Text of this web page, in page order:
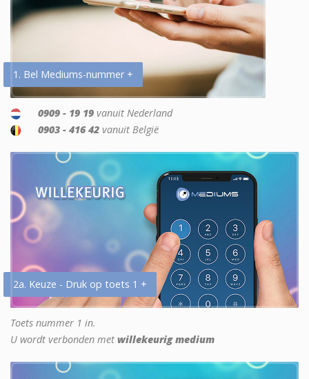
1. Bel Mediums-nummer +
0909 - 19 19 vanuit Nederland
0903 - 416 42 vanuit België
2a. Keuze - Druk op toets 1 +
Toets nummer 1 in.
U wordt verbonden met willekeurig medium